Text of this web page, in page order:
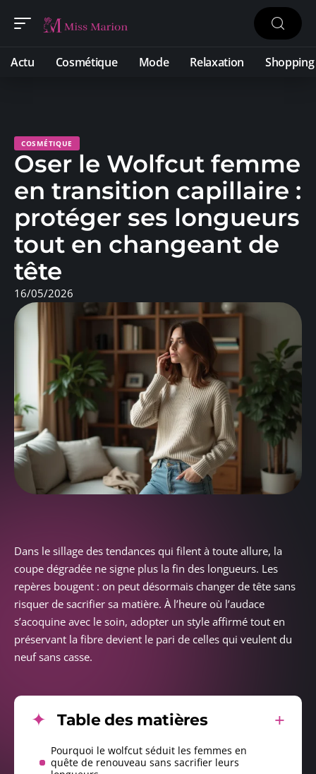
Actu Cosmétique Mode Relaxation Shopping
COSMÉTIQUE
Oser le Wolfcut femme
en transition capillaire :
protéger ses longueurs
tout en changeant de
tête
16/05/2026
Dans le sillage des tendances qui filent à toute allure, la
coupe dégradée ne signe plus la fin des longueurs. Les
repères bougent : on peut désormais changer de tête sans
risquer de sacrifier sa matière. À l’heure où l’audace
s’acoquine avec le soin, adopter un style affirmé tout en
préservant la fibre devient le pari de celles qui veulent du
neuf sans casse.
Table des matières
Pourquoi le wolfcut séduit les femmes en
quête de renouveau sans sacrifier leurs